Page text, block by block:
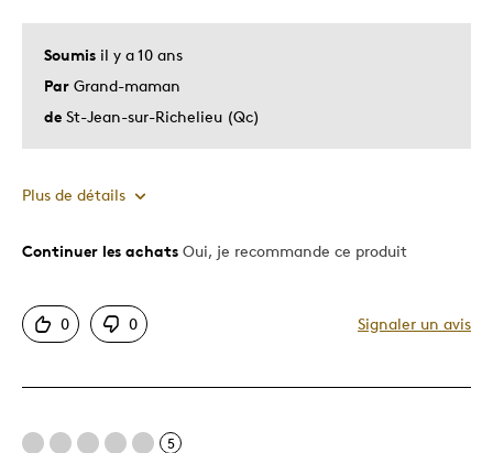
Soumis il y a 10 ans
Par Grand-maman
de St-Jean-sur-Richelieu (Qc)
Plus de détails
Le pour
Original
Continuer les achats Oui, je recommande ce produit
0 0 Signaler un avis
5